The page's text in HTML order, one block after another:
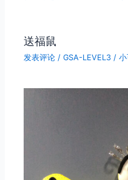
送福鼠
发表评论 /GSA-LEVEL3 /